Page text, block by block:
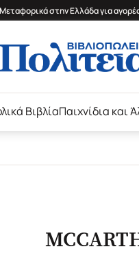
στην Ελλάδα για
ΒιβλίαΠαιχνίδια και